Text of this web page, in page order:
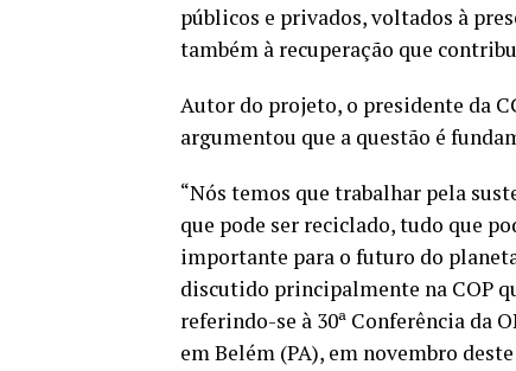
públicos e privados, voltados à
também à recuperação que
Autor do projeto, o presidente da
argumentou que a questão é
“Nós temos que trabalhar pela
que pode ser reciclado, tudo que
importante para o futuro do
discutido principalmente na COP
referindo-se à 30ª Conferência da
em Belém (PA), em novembro